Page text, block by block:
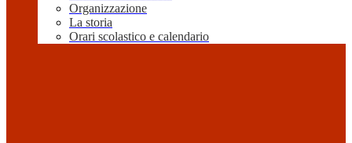
Organizzazione
La storia
Orari scolastico e calendario